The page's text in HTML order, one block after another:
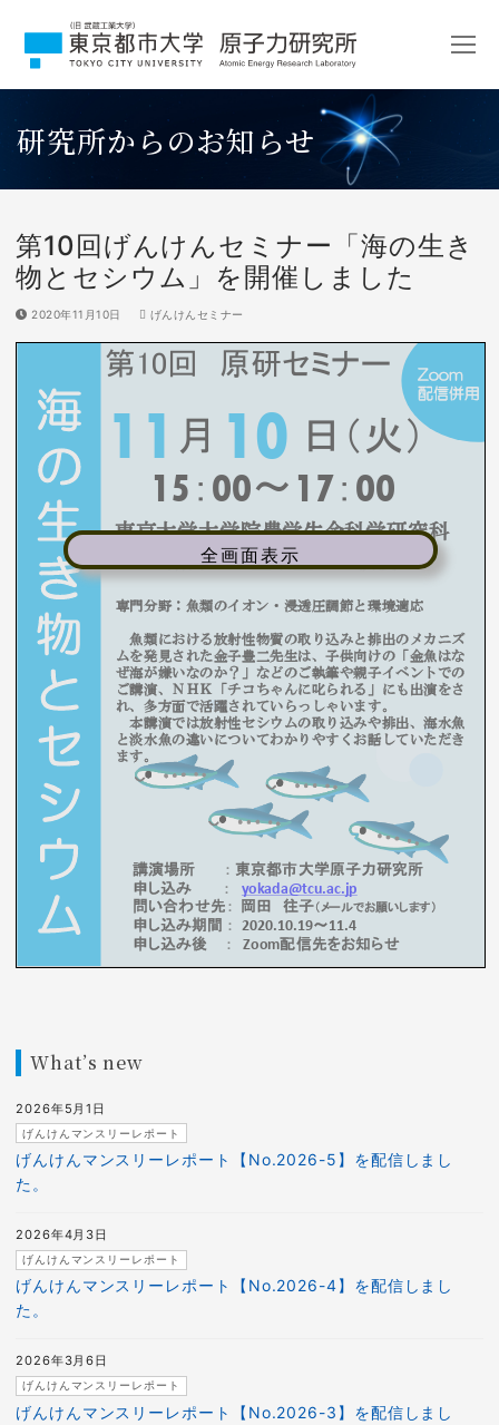
研究所からのお知らせ
第10回げんけんセミナー「海の生き
物とセシウム」を開催しました
2020年11月10日 げんけんセミナー
全画面表示
What’s new
げんけんマンスリーレポート【No.2026-5】を配信しまし
た。
げんけんマンスリーレポート
2026年5月1日
げんけんマンスリーレポート【No.2026-4】を配信しまし
た。
げんけんマンスリーレポート
2026年4月3日
げんけんマンスリーレポート【No.2026-3】を配信しまし
げんけんマンスリーレポート
2026年3月6日